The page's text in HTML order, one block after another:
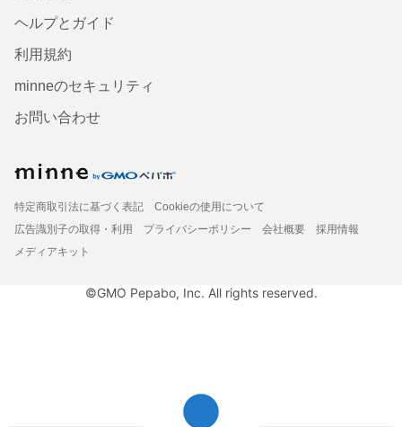
ヘルプとガイド
利用規約
minneのセキュリティ
お問い合わせ
特定商取引法に基づく表記
Cookieの使用について
広告識別子の取得・利用
プライバシーポリシー 会社概要
採用情報
メディアキット
©GMO Pepabo, Inc. All rights reserved.